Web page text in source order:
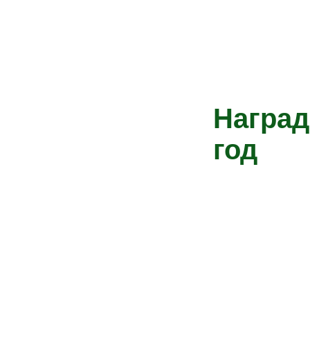
год